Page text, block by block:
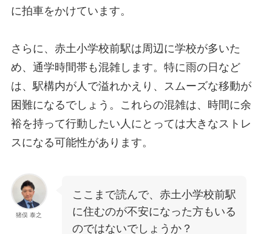
に拍車をかけています。
さらに、赤土小学校前駅は周辺に学校が多いた
め、通学時間帯も混雑します。特に雨の日など
は、駅構内が人で溢れかえり、スムーズな移動が
困難になるでしょう。これらの混雑は、時間に余
裕を持って行動したい人にとっては大きなストレ
スになる可能性があります。
猪俣 泰之
ここまで読んで、赤土小学校前駅
に住むのが不安になった方もいる
のではないでしょうか？